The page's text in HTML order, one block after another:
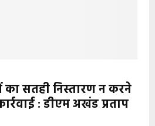
सतही निस्तारण न करने
: डीएम अखंड प्रताप